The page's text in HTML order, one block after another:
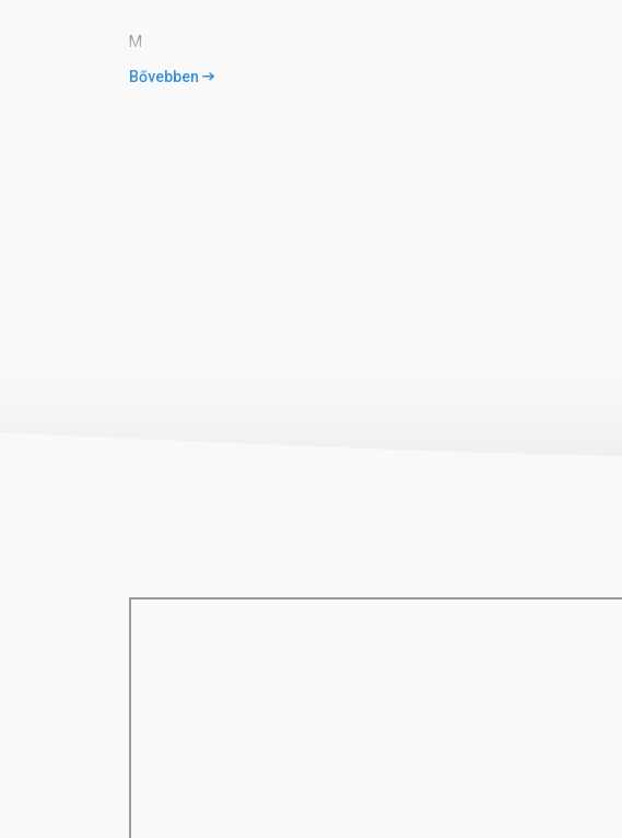
M
Bővebben